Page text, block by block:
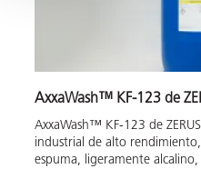
AxxaWash™ KF-123 de
AxxaWash™ KF-123 de
industrial de alto
espuma, ligeramente